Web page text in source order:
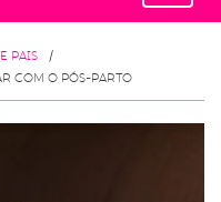
PAIS
COM O PÓS-PARTO